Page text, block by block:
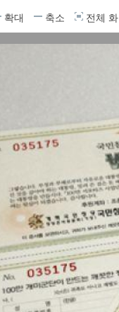
확대 축소 전체